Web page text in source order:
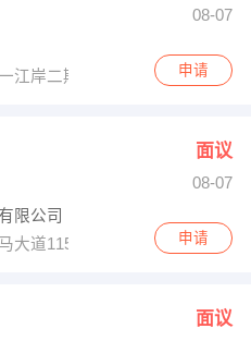
08-07
江岸二期孝廉街139号
申请
面议
08-07
限公司
大道115号
申请
面议